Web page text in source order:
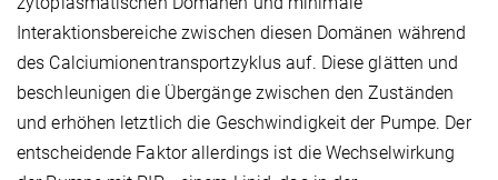
Interaktionsbereiche zwischen diesen Domänen während
des Calciumionentransportzyklus auf. Diese glätten und
beschleunigen die Übergänge zwischen den Zuständen
und erhöhen letztlich die Geschwindigkeit der Pumpe. Der
entscheidende Faktor allerdings ist die Wechselwirkung